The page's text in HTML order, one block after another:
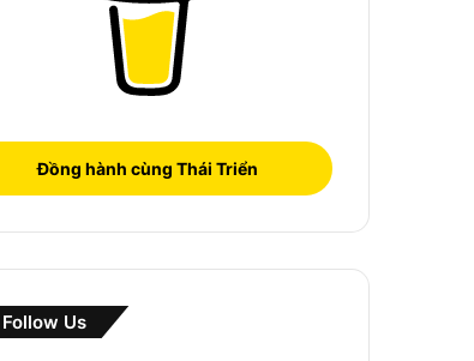
Đồng hành cùng Thái Triển
Follow Us